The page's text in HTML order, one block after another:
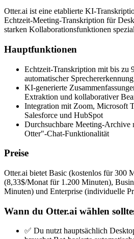
Otter.ai ist eine etablierte KI-
Echtzeit-Meeting-Transkription für
starken Kollaborationsfunktionen
Hauptfunktionen
Echtzeit-Transkription mit bis zu
automatischer Sprechererkennung
KI-generierte
Extraktion und kollaborativer
Integration mit Zoom, Microsoft
Salesforce und HubSpot
Durchsuchbare Meeting-Archive
Otter"-Chat-Funktionalität
Preise
Otter.ai bietet Basic (kostenlos für 300
(8,33$/Monat für 1.200 Minuten),
Minuten) und Enterprise (individuelle
Wann du Otter.ai wählen
✅ Du nutzt hauptsächlich